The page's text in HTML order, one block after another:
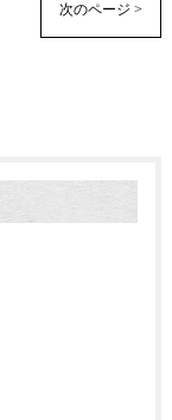
次のページ >